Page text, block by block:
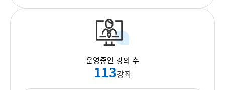
운영중인 강의 수
113강좌